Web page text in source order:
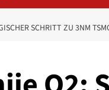
SCHRITT ZU 3NM